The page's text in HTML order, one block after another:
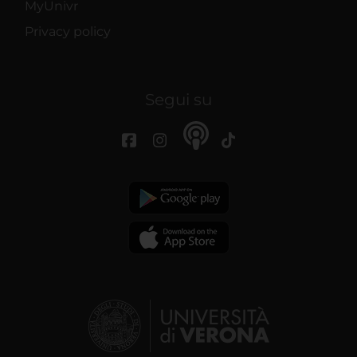
MyUnivr
Privacy policy
Segui su